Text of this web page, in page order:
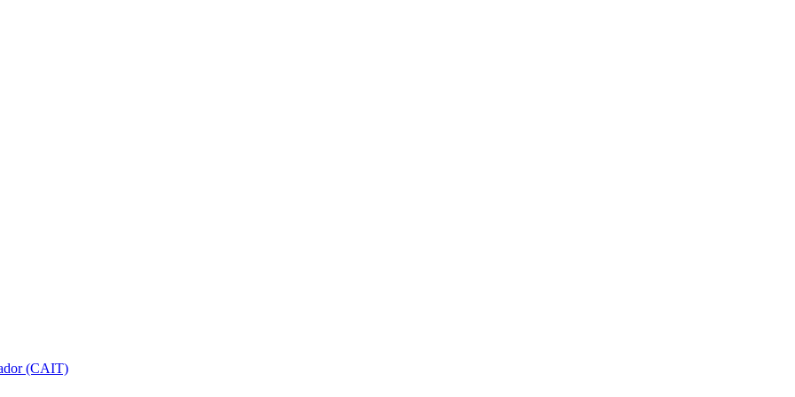
(CAIT)